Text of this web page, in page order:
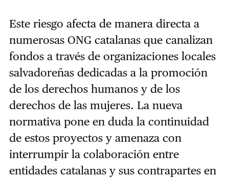
Este riesgo afecta de manera directa a
numerosas ONG catalanas que canalizan
fondos a través de organizaciones locales
salvadoreñas dedicadas a la promoción
de los derechos humanos y de los
derechos de las mujeres. La nueva
normativa pone en duda la continuidad
de estos proyectos y amenaza con
interrumpir la colaboración entre
entidades catalanas y sus contrapartes en